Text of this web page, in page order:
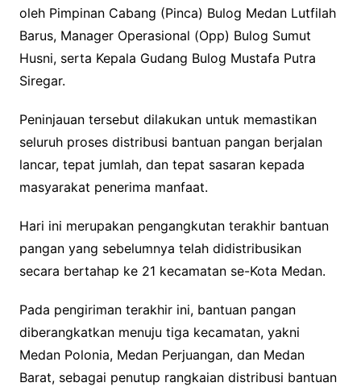
oleh Pimpinan Cabang (Pinca) Bulog Medan Lutfilah
Barus, Manager Operasional (Opp) Bulog Sumut
Husni, serta Kepala Gudang Bulog Mustafa Putra
Siregar.
Peninjauan tersebut dilakukan untuk memastikan
seluruh proses distribusi bantuan pangan berjalan
lancar, tepat jumlah, dan tepat sasaran kepada
masyarakat penerima manfaat.
Hari ini merupakan pengangkutan terakhir bantuan
pangan yang sebelumnya telah didistribusikan
secara bertahap ke 21 kecamatan se-Kota Medan.
Pada pengiriman terakhir ini, bantuan pangan
diberangkatkan menuju tiga kecamatan, yakni
Medan Polonia, Medan Perjuangan, dan Medan
Barat, sebagai penutup rangkaian distribusi bantuan